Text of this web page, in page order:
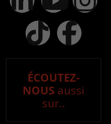
ÉCOUTEZ-
NOUS aussi
sur..